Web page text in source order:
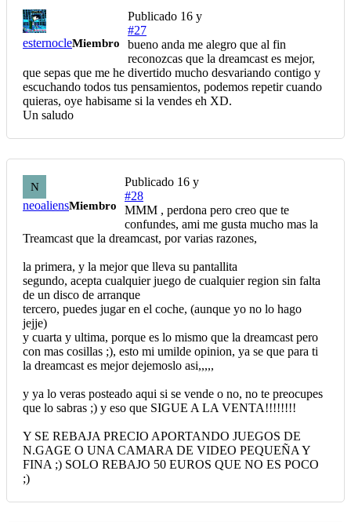
esternocleMiembro
Publicado 16 y
#27
bueno anda me alegro que al fin
reconozcas que la dreamcast es mejor,
que sepas que me he divertido mucho desvariando contigo y
escuchando todos tus pensamientos, podemos repetir cuando
quieras, oye habisame si la vendes eh XD.
Un saludo
N
neoaliensMiembro
Publicado 16 y
#28
MMM , perdona pero creo que te
confundes, ami me gusta mucho mas la
Treamcast que la dreamcast, por varias razones,
la primera, y la mejor que lleva su pantallita
segundo, acepta cualquier juego de cualquier region sin falta
de un disco de arranque
tercero, puedes jugar en el coche, (aunque yo no lo hago
jejje)
y cuarta y ultima, porque es lo mismo que la dreamcast pero
con mas cosillas ;), esto mi umilde opinion, ya se que para ti
la dreamcast es mejor dejemoslo asi,,,,,
y ya lo veras posteado aqui si se vende o no, no te preocupes
que lo sabras ;) y eso que SIGUE A LA VENTA!!!!!!!!
Y SE REBAJA PRECIO APORTANDO JUEGOS DE
N.GAGE O UNA CAMARA DE VIDEO PEQUEÑA Y
FINA ;) SOLO REBAJO 50 EUROS QUE NO ES POCO
;)